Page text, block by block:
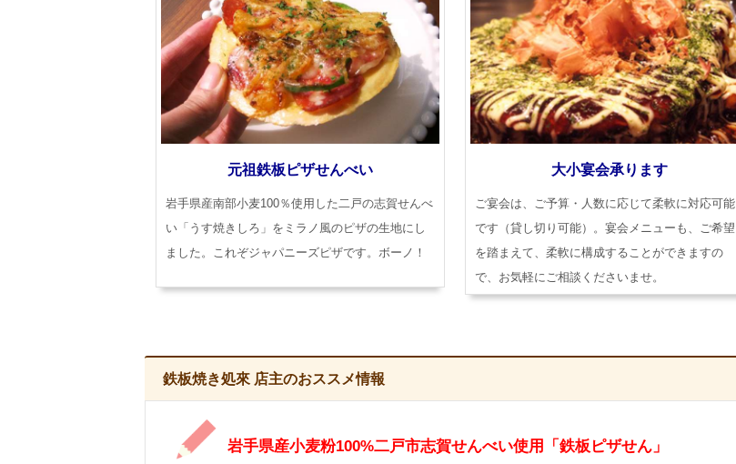
元祖鉄板ピザせんべい
岩手県産南部小麦100％使用した二戸の志賀せんべ
い「うす焼きしろ」をミラノ風のピザの生地にし
ました。これぞジャパニーズピザです。ボーノ！
大小宴会承ります
ご宴会は、ご予算・人数に応じて柔軟に対応可能
です（貸し切り可能）。宴会メニューも、ご希望
を踏まえて、柔軟に構成することができますの
で、お気軽にご相談くださいませ。
鉄板焼き処來 店主のおススメ情報
岩手県産小麦粉100%二戸市志賀せんべい使用「鉄板ピザせん」